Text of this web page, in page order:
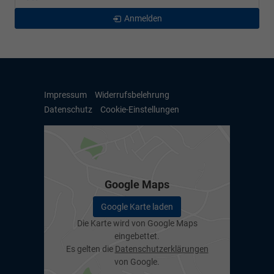
Anmelden
Impressum
Widerrufsbelehrung
Datenschutz
Cookie-Einstellungen
Google Maps
Google Karte laden
Die Karte wird von Google Maps
eingebettet.
Es gelten die Datenschutzerklärungen
von Google.